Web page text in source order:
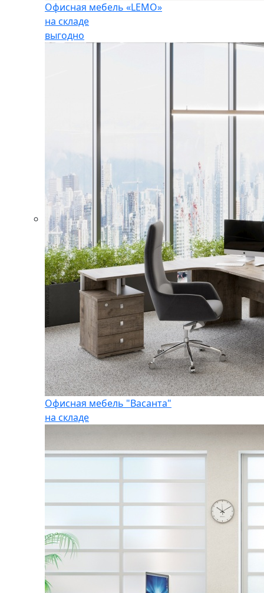
Офисная мебель «LEMO»
на складе
выгодно
Офисная мебель "Васанта"
на складе